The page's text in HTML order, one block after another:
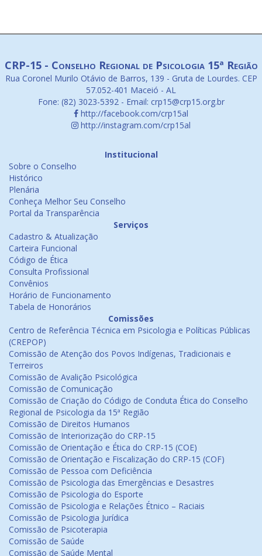
CRP-15 - Conselho Regional de Psicologia 15ª Região
Rua Coronel Murilo Otávio de Barros, 139 - Gruta de Lourdes. CEP
57.052-401 Maceió - AL
Fone: (82) 3023-5392 - Email: crp15@crp15.org.br
http://facebook.com/crp15al
http://instagram.com/crp15al
Institucional
Sobre o Conselho
Histórico
Plenária
Conheça Melhor Seu Conselho
Portal da Transparência
Serviços
Cadastro & Atualização
Carteira Funcional
Código de Ética
Consulta Profissional
Convênios
Horário de Funcionamento
Tabela de Honorários
Comissões
Centro de Referência Técnica em Psicologia e Políticas Públicas
(CREPOP)
Comissão de Atenção dos Povos Indígenas, Tradicionais e
Terreiros
Comissão de Avalição Psicológica
Comissão de Comunicação
Comissão de Criação do Código de Conduta Ética do Conselho
Regional de Psicologia da 15ª Região
Comissão de Direitos Humanos
Comissão de Interiorização do CRP-15
Comissão de Orientação e Ética do CRP-15 (COE)
Comissão de Orientação e Fiscalização do CRP-15 (COF)
Comissão de Pessoa com Deficiência
Comissão de Psicologia das Emergências e Desastres
Comissão de Psicologia do Esporte
Comissão de Psicologia e Relações Étnico – Raciais
Comissão de Psicologia Jurídica
Comissão de Psicoterapia
Comissão de Saúde
Comissão de Saúde Mental